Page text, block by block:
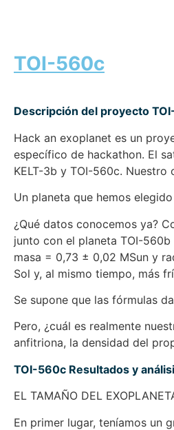
TOI-560c
Descripción del proyecto
Hack an exoplanet es un
específico de hackathon. El
KELT-3b y TOI-560c.
Un planeta que hemos
¿Qué datos conocemos ya?
junto con el planeta TOI-
masa = 0,73 ± 0,02 MSun y
Sol y, al mismo tiempo, más
Se supone que las fórmulas
Pero, ¿cuál es realmente
anfitriona, la densidad del
TOI-560c Resultados y
EL TAMAÑO DEL
En primer lugar, teníamos un